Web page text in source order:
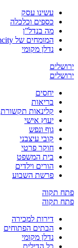
עשינו עסק
כספים וכלכלה
מה בנדל”ן
המומחים של mcity
נדלן מקומי
ירושלים
ירושלים
יחסים
בריאות
קלינאות תקשורת
יעוץ אישי
גוף ונפש
קובי עיצבני
חוקר פרטי
בית המשפט
הורים וילדים
פרשת השבוע
פתח תקוה
פתח תקוה
דירות למכירה
הבתים הפתוחים
נדלן מקומי
כל הדילים